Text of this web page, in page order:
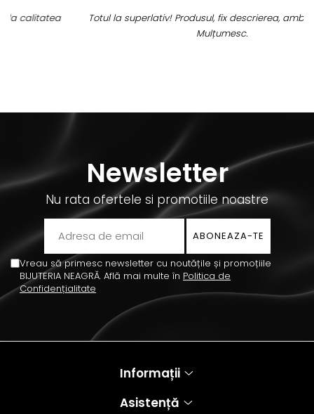
Totul la superlativ! Produsul, fix descrierea, ambalaj, livrare.
Newsletter
Nu rata ofertele si promotiile noastre
Vreau să primesc newsletter cu noutățile și promoțiile
BIJUTERIA NEAGRĂ. Află mai multe în Politica de
Confidențialitate
Informații
Asistență